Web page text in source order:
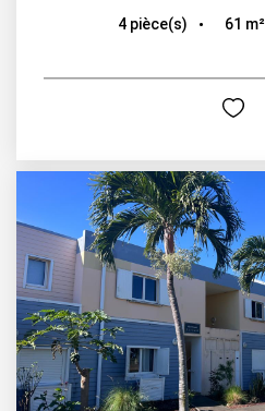
4 pièce(s) 61 m²